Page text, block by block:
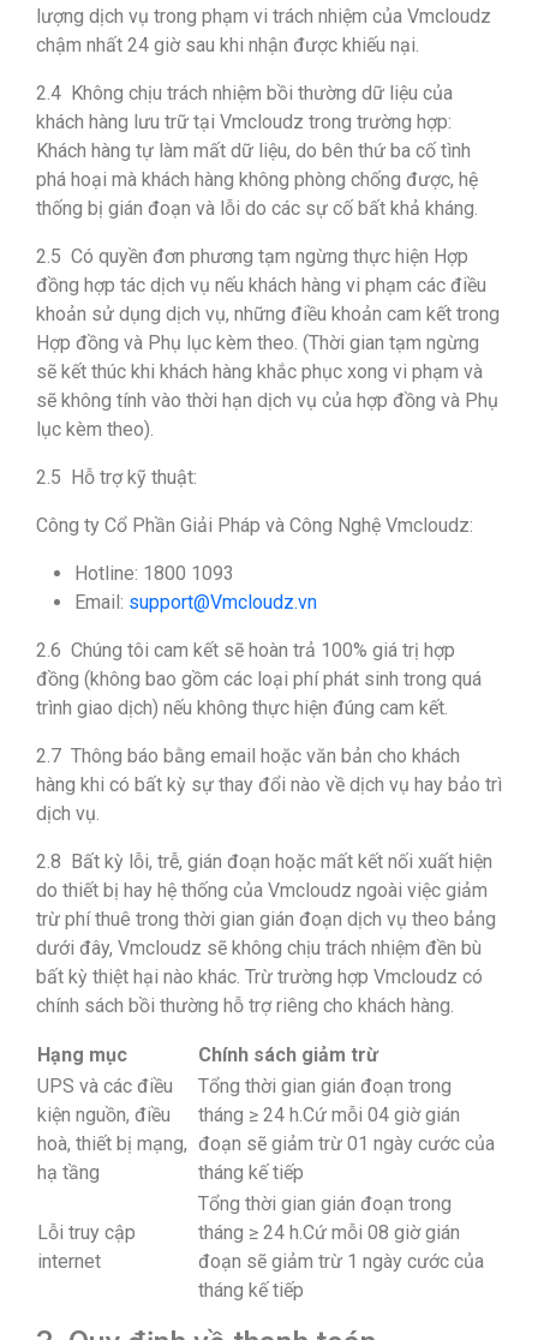
lượng dịch vụ trong phạm vi trách nhiệm của Vmcloudz
chậm nhất 24 giờ sau khi nhận được khiếu nại.
2.4 Không chịu trách nhiệm bồi thường dữ liệu của
khách hàng lưu trữ tại Vmcloudz trong trường hợp:
Khách hàng tự làm mất dữ liệu, do bên thứ ba cố tình
phá hoại mà khách hàng không phòng chống được, hệ
thống bị gián đoạn và lỗi do các sự cố bất khả kháng.
2.5 Có quyền đơn phương tạm ngừng thực hiện Hợp
đồng hợp tác dịch vụ nếu khách hàng vi phạm các điều
khoản sử dụng dịch vụ, những điều khoản cam kết trong
Hợp đồng và Phụ lục kèm theo. (Thời gian tạm ngừng
sẽ kết thúc khi khách hàng khắc phục xong vi phạm và
sẽ không tính vào thời hạn dịch vụ của hợp đồng và Phụ
lục kèm theo).
2.5 Hỗ trợ kỹ thuật:
Công ty Cổ Phần Giải Pháp và Công Nghệ Vmcloudz:
Hotline: 1800 1093
Email: support@Vmcloudz.vn
2.6 Chúng tôi cam kết sẽ hoàn trả 100% giá trị hợp
đồng (không bao gồm các loại phí phát sinh trong quá
trình giao dịch) nếu không thực hiện đúng cam kết.
2.7 Thông báo bằng email hoặc văn bản cho khách
hàng khi có bất kỳ sự thay đổi nào về dịch vụ hay bảo trì
dịch vụ.
2.8 Bất kỳ lỗi, trễ, gián đoạn hoặc mất kết nối xuất hiện
do thiết bị hay hệ thống của Vmcloudz ngoài việc giảm
trừ phí thuê trong thời gian gián đoạn dịch vụ theo bảng
dưới đây, Vmcloudz sẽ không chịu trách nhiệm đền bù
bất kỳ thiệt hại nào khác. Trừ trường hợp Vmcloudz có
chính sách bồi thường hỗ trợ riêng cho khách hàng.
Hạng mục
Chính sách giảm trừ
UPS và các điều
kiện nguồn, điều
hoà, thiết bị mạng,
hạ tầng
Tổng thời gian gián đoạn trong
tháng ≥ 24 h.Cứ mỗi 04 giờ gián
đoạn sẽ giảm trừ 01 ngày cước của
tháng kế tiếp
Lỗi truy cập
internet
Tổng thời gian gián đoạn trong
tháng ≥ 24 h.Cứ mỗi 08 giờ gián
đoạn sẽ giảm trừ 1 ngày cước của
tháng kế tiếp